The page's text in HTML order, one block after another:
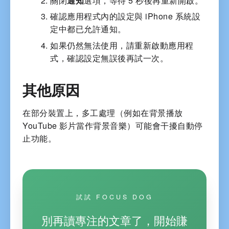
確認應用程式內的設定與 iPhone 系統設
定中都已允許通知。
如果仍然無法使用，請重新啟動應用程
式，確認設定無誤後再試一次。
其他原因
在部分裝置上，多工處理（例如在背景播放
YouTube 影片當作背景音樂）可能會干擾自動停
止功能。
試試 FOCUS DOG
別再讀專注的文章了，開始賺